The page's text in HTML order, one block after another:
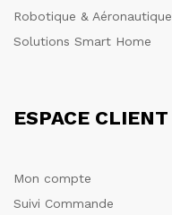
Robotique & Aéronautique
Solutions Smart Home
ESPACE CLIENT
Mon compte
Suivi Commande